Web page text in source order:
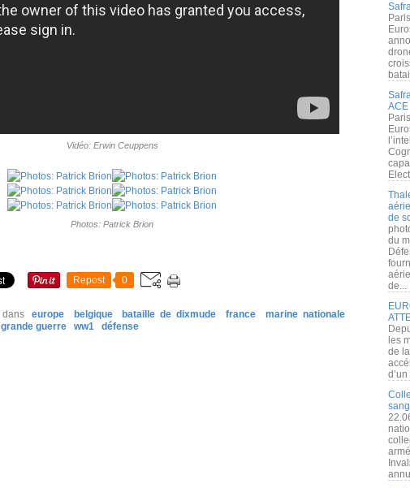
Vidéo: Erwin Ceuppens
Photos: Patrick Brion
Repost 0
dans europe belgique bataille de dixmude france
marine nationale
grande guerre ww1
défense
ACE
de
du
de...
les
de